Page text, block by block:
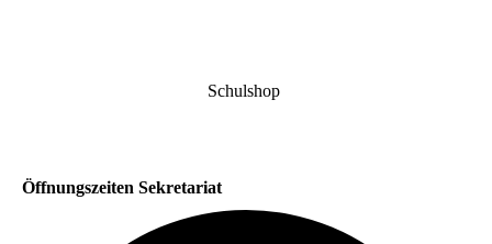
Schulshop
Öffnungszeiten Sekretariat